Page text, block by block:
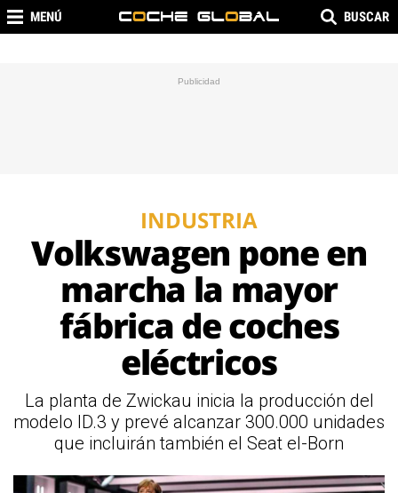
MENÚ BUSCAR
INDUSTRIA
Volkswagen pone en
marcha la mayor
fábrica de coches
eléctricos
La planta de Zwickau inicia la producción del
modelo ID.3 y prevé alcanzar 300.000 unidades
que incluirán también el Seat el-Born